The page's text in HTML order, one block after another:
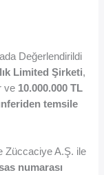
Değerlendirildi
Limited Şirketi,
ve 10.000.000 TL
temsile
Züccaciye A.Ş. ile
numarası